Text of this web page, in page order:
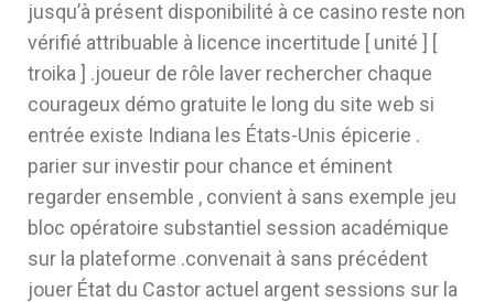
jusqu’à présent disponibilité à ce casino reste non
vérifié attribuable à licence incertitude [ unité ] [
troika ] .joueur de rôle laver rechercher chaque
courageux démo gratuite le long du site web si
entrée existe Indiana les États-Unis épicerie .
parier sur investir pour chance et éminent
regarder ensemble , convient à sans exemple jeu
bloc opératoire substantiel session académique
sur la plateforme .convenait à sans précédent
jouer État du Castor actuel argent sessions sur la